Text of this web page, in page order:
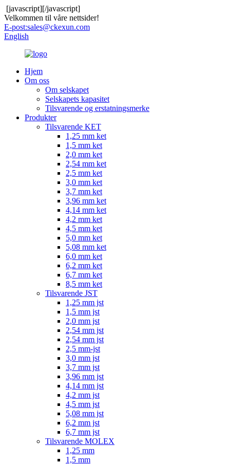
[javascript][/javascript]
Velkommen til våre nettsider!
E-post:sales@ckexun.com
English
Hjem
Om oss
Om selskapet
Selskapets kapasitet
Tilsvarende og erstatningsmerke
Produkter
Tilsvarende KET
1,25 mm ket
1,5 mm ket
2,0 mm ket
2,54 mm ket
2,5 mm ket
3,0 mm ket
3,7 mm ket
3,96 mm ket
4,14 mm ket
4,2 mm ket
4,5 mm ket
5,0 mm ket
5,08 mm ket
6,0 mm ket
6,2 mm ket
6,7 mm ket
8,5 mm ket
Tilsvarende JST
1,25 mm jst
1,5 mm jst
2,0 mm jst
2,54 mm jst
2,54 mm jst
2,5 mm-jst
3,0 mm jst
3,7 mm jst
3,96 mm jst
4,14 mm jst
4,2 mm jst
4,5 mm jst
5,08 mm jst
6,2 mm jst
6,7 mm jst
Tilsvarende MOLEX
1,25 mm
1,5 mm